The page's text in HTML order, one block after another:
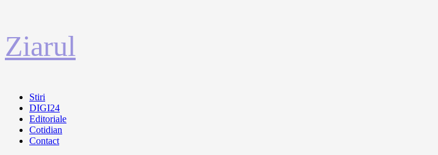
la
conținut
Ziarul
Primary
Menu
Stiri
DIGI24
Editoriale
Cotidian
Contact